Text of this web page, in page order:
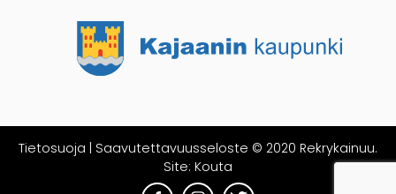
Tietosuoja | Saavutettavuusseloste © 2020 Rekrykainuu.
Site: Kouta